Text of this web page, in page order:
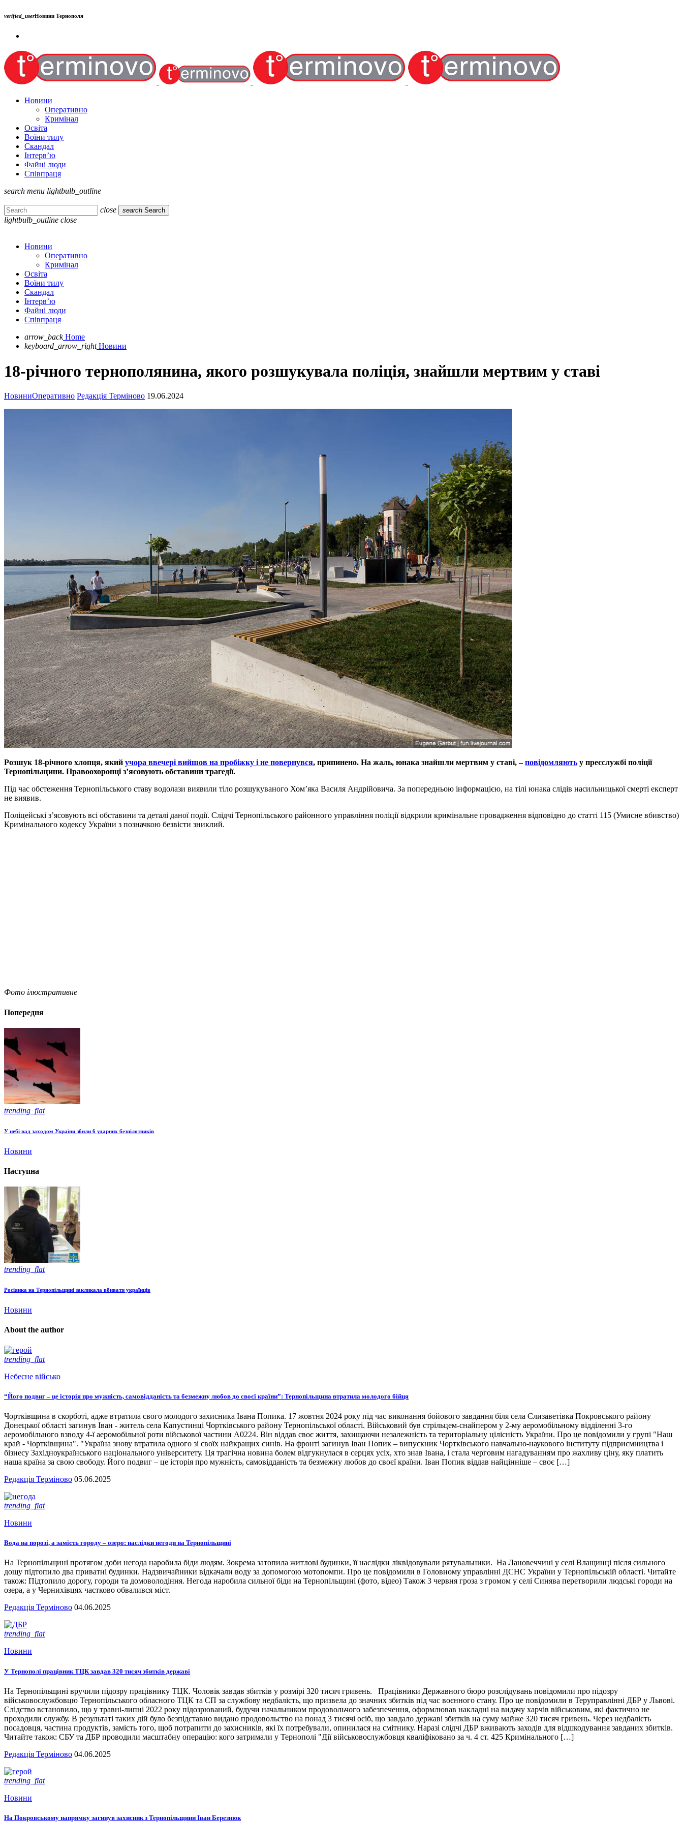
verified_userНовини Тернополя
Новини
Оперативно
Кримінал
Освіта
Воїни тилу
Скандал
Інтерв’ю
Файні люди
Співпраця
search menu lightbulb_outline
close search Search
lightbulb_outline close
Новини
Оперативно
Кримінал
Освіта
Воїни тилу
Скандал
Інтерв’ю
Файні люди
Співпраця
arrow_back Home
keyboard_arrow_right Новини
18-річного тернополянина, якого розшукувала поліція, знайшли мертвим у ставі
НовиниОперативно Редакція Терміново 19.06.2024
Розшук 18-річного хлопця, який учора ввечері вийшов на пробіжку і не повернувся, припинено. На жаль, юнака знайшли мертвим у ставі, –повідомляють у пресслужбі поліції
Тернопільщини. Правоохоронці з’ясовують обставини трагедії.
Під час обстеження Тернопільського ставу водолази виявили тіло розшукуваного Хом’яка Василя Андрійовича. За попередньою інформацією, на тілі юнака слідів насильницької смерті експерт
не виявив.
Поліцейські з’ясовують всі обставини та деталі даної події. Слідчі Тернопільського районного управління поліції відкрили кримінальне провадження відповідно до статті 115 (Умисне вбивство)
Кримінального кодексу України з позначкою безвісти зниклий.
Фото ілюстративне
Попередня
trending_flat
У небі над заходом України збили 6 ударних безпілотників
Новини
Наступна
trending_flat
Росіянка на Тернопільщині закликала вбивати українців
Новини
About the author
trending_flat
Небесне військо
“Його подвиг – це історія про мужність, самовідданість та безмежну любов до своєї країни”: Тернопільщина втратила молодого бійця
Чортківщина в скорботі, адже втратила свого молодого захисника Івана Попика. 17 жовтня 2024 року під час виконання бойового завдання біля села Єлизаветівка Покровського району
Донецької області загинув Іван - житель села Капустинці Чортківського району Тернопільської області. Військовий був стрільцем-снайпером у 2-му аеромобільному відділенні 3-го
аеромобільного взводу 4-ї аеромобільної роти військової частини А0224. Він віддав своє життя, захищаючи незалежність та територіальну цілісність України. Про це повідомили у групі "Наш
край - Чортківщина". "Україна знову втратила одного зі своїх найкращих синів. На фронті загинув Іван Попик – випускник Чортківського навчально-наукового інституту підприємництва і
бізнесу Західноукраїнського національного університету. Ця трагічна новина болем відгукнулася в серцях усіх, хто знав Івана, і стала черговим нагадуванням про жахливу ціну, яку платить
наша країна за свою свободу. Його подвиг – це історія про мужність, самовідданість та безмежну любов до своєї країни. Іван Попик віддав найцінніше – своє […]
Редакція Терміново 05.06.2025
trending_flat
Новини
Вода на порозі, а замість городу – озеро: наслідки негоди на Тернопільщині
На Тернопільщині протягом доби негода наробила біди людям. Зокрема затопила житлові будинки, її наслідки ліквідовували рятувальники. На Лановеччині у селі Влащинці після сильного
дощу підтопило два приватні будинки. Надзвичайники відкачали воду за допомогою мотопомпи. Про це повідомили в Головному управлінні ДСНС України у Тернопільській області. Читайте
також: Підтопило дорогу, городи та домоволодіння. Негода наробила сильної біди на Тернопільщині (фото, відео) Також 3 червня гроза з громом у селі Синява перетворили людські городи на
озера, а у Чернихівцях частково обвалився міст.
Редакція Терміново 04.06.2025
trending_flat
Новини
У Тернополі працівник ТЦК завдав 320 тисяч збитків державі
На Тернопільщині вручили підозру працівнику ТЦК. Чоловік завдав збитків у розмірі 320 тисяч гривень. Працівники Державного бюро розслідувань повідомили про підозру
військовослужбовцю Тернопільського обласного ТЦК та СП за службову недбалість, що призвела до значних збитків під час воєнного стану. Про це повідомили в Теруправлінні ДБР у Львові.
Слідство встановило, що у травні-липні 2022 року підозрюваний, будучи начальником продовольчого забезпечення, оформлював накладні на видачу харчів військовим, які фактично не
проходили службу. В результаті таких дій було безпідставно видано продовольство на понад 3 тисячі осіб, що завдало державі збитків на суму майже 320 тисяч гривень. Через недбалість
посадовця, частина продуктів, замість того, щоб потрапити до захисників, які їх потребували, опинилася на смітнику. Наразі слідчі ДБР вживають заходів для відшкодування завданих збитків.
Читайте також: СБУ та ДБР проводили масштабну операцію: кого затримали у Тернополі "Дії військовослужбовця кваліфіковано за ч. 4 ст. 425 Кримінального […]
Редакція Терміново 04.06.2025
trending_flat
Новини
На Покровському напрямку загинув захисник з Тернопільщини Іван Березнюк